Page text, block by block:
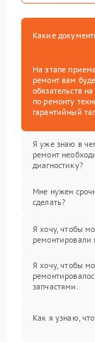
Какие
На этапе
ремонт вам
обязательств
по ремонту
гарантийный
Я уже знаю в
ремонт
диагностику?
Мне нужен
сделать?
Я хочу, чтобы
ремонтировали
Я хочу, чтобы
запчастями.
Как я узнаю,